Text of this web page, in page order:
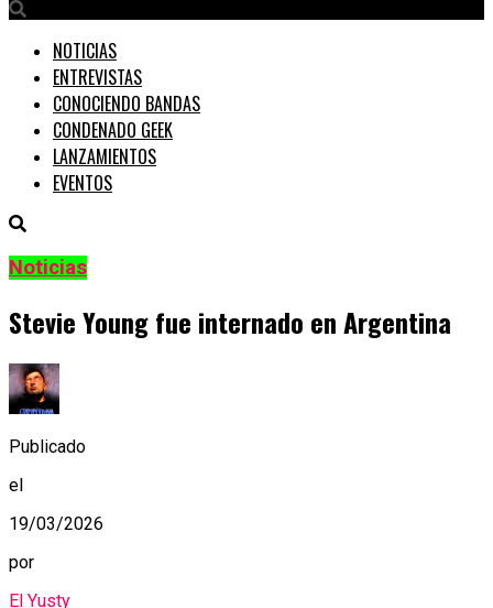
NOTICIAS
ENTREVISTAS
CONOCIENDO BANDAS
CONDENADO GEEK
LANZAMIENTOS
EVENTOS
Noticias
Stevie Young fue internado en Argentina
Publicado
el
19/03/2026
por
El Yusty